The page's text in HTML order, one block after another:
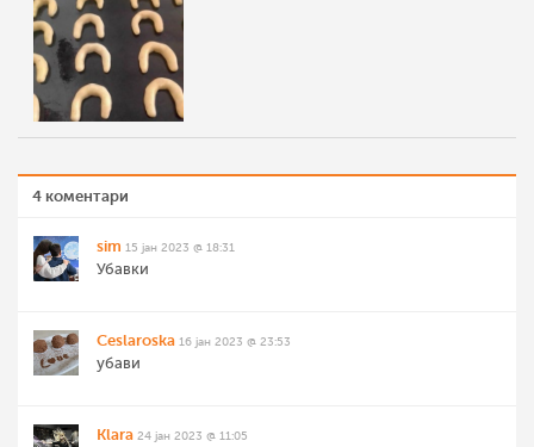
4 коментари
sim 15 јан 2023 @ 18:31
Убавки
Ceslaroska 16 јан 2023 @ 23:53
убави
Klara 24 јан 2023 @ 11:05